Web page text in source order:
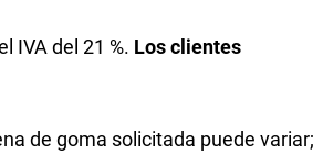
IVA del 21 %. Los clientes
de goma solicitada puede variar;